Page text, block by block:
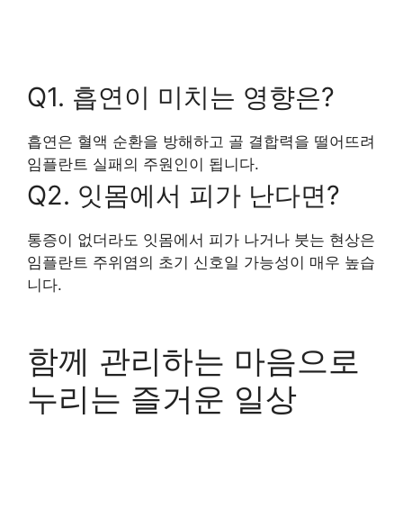
Q1. 흡연이 미치는 영향은?
흡연은 혈액 순환을 방해하고 골 결합력을 떨어뜨려
임플란트 실패의 주원인이 됩니다.
Q2. 잇몸에서 피가 난다면?
통증이 없더라도 잇몸에서 피가 나거나 붓는 현상은
임플란트 주위염의 초기 신호일 가능성이 매우 높습
니다.
함께 관리하는 마음으로
누리는 즐거운 일상